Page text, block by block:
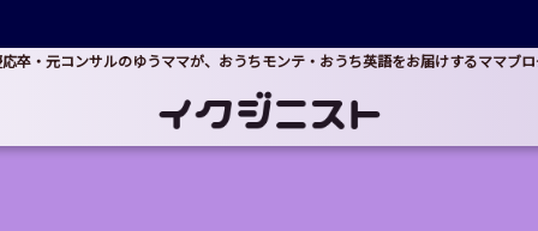
卒・元コンサルのゆうママが、おうちモンテ・おうち英語をお届けするママブ